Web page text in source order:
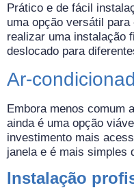
Prático e de fácil
uma opção versátil para
realizar uma instalação
deslocado para
Ar-
Embora menos comum
ainda é uma opção
investimento mais
janela e é mais simples
Instalação